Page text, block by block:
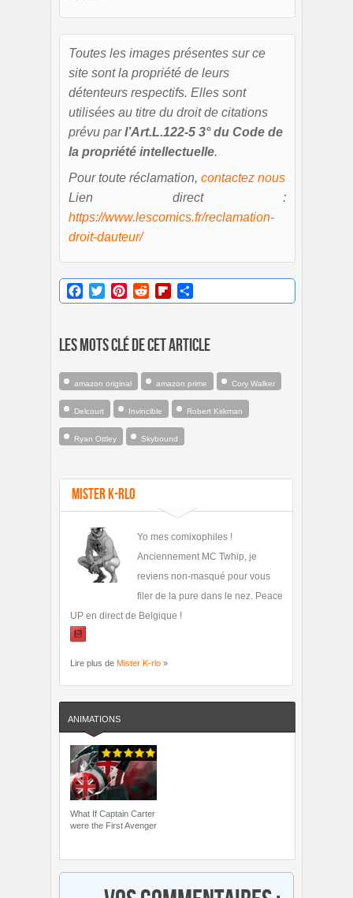
Toutes les images présentes sur ce
site sont la propriété de leurs
détenteurs respectifs. Elles sont
utilisées au titre du droit de citations
prévu parl’Art.L.122-5 3° du Code de
la propriété intellectuelle.
Pour toute réclamation, contactez nous
Lien direct :
https://www.lescomics.fr/reclamation-
droit-dauteur/
Facebook
TwitterPinterestRedditFlipboard
Les mots clé de cet article
amazon original amazon prime Cory Walker
Delcourt Invincible Robert Kirkman
Ryan Ottley Skybound
Mister K-rlo
Yo mes comixophiles !
Anciennement MC Twhip, je
reviens non-masqué pour vous
filer de la pure dans le nez. Peace
UP en direct de Belgique !
Lire plus de Mister K-rlo »
ANIMATIONS
What If Captain Carter
were the First Avenger